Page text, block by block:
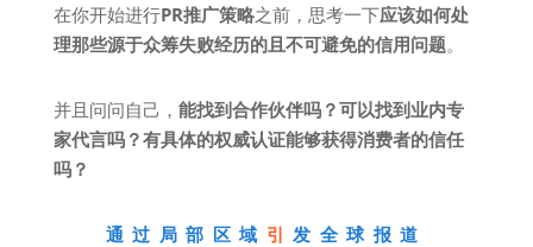
在你开始进行PR推广策略之前，思考一下应该如何处
理那些源于众筹失败经历的且不可避免的信用问题。
并且问问自己， 能找到合作伙伴吗？可以找到业内专
家代言吗？有具体的权威认证能够获得消费者的信任
吗？
通过局部区域 引 发全球报道